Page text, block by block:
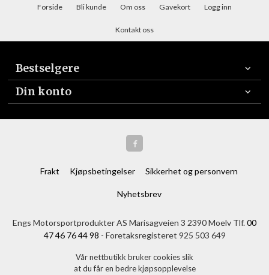
Forside Bli kunde Om oss Gavekort Logg inn
Kontakt oss
Bestselgere
Din konto
Frakt Kjøpsbetingelser Sikkerhet og personvern
Nyhetsbrev
Engs Motorsportprodukter AS Marisagveien 3 2390 Moelv Tlf.00
47 46 76 44 98 - Foretaksregisteret 925 503 649
Vår nettbutikk bruker cookies slik
at du får en bedre kjøpsopplevelse